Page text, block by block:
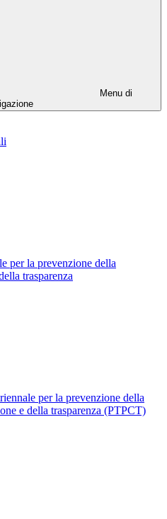
Menu di
per la prevenzione della
trasparenza
per la prevenzione della
e della trasparenza (PTPCT)